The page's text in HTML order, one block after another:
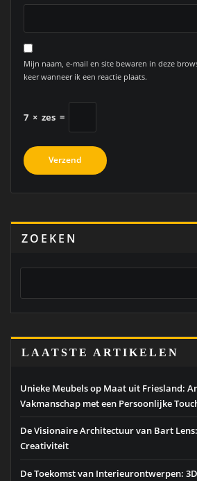
Mijn naam, e-mail en site bewaren in deze
keer wanneer ik een reactie plaats.
7 × zes =
ZOEKEN
LAATSTE ARTIKELEN
Unieke Meubels op Maat uit Friesland:
Vakmanschap met een Persoonlijke
De Visionaire Architectuur van Bart
Creativiteit
De Toekomst van Interieurontwerpen: